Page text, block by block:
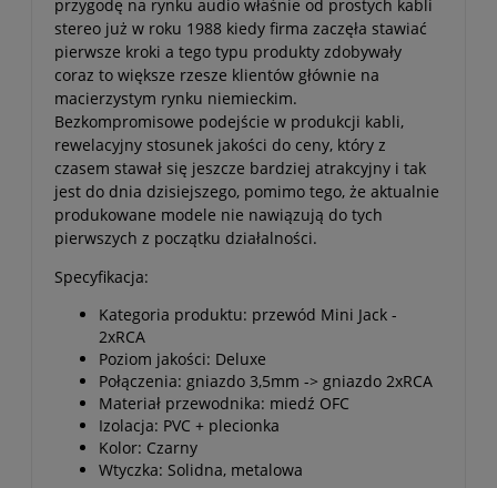
przygodę na rynku audio właśnie od prostych kabli
stereo już w roku 1988 kiedy firma zaczęła stawiać
pierwsze kroki a tego typu produkty zdobywały
coraz to większe rzesze klientów głównie na
macierzystym rynku niemieckim.
Bezkompromisowe podejście w produkcji kabli,
rewelacyjny stosunek jakości do ceny, który z
czasem stawał się jeszcze bardziej atrakcyjny i tak
jest do dnia dzisiejszego, pomimo tego, że aktualnie
produkowane modele nie nawiązują do tych
pierwszych z początku działalności.
Specyfikacja:
Kategoria produktu: przewód Mini Jack -
2xRCA
Poziom jakości: Deluxe
Połączenia: gniazdo 3,5mm -> gniazdo 2xRCA
Materiał przewodnika: miedź OFC
Izolacja: PVC + plecionka
Kolor: Czarny
Wtyczka: Solidna, metalowa